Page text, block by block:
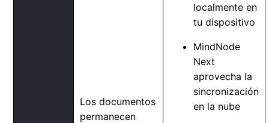
Los documentos
permanecen
localmente en
tu dispositivo
MindNode
Next
aprovecha la
sincronización
en la nube